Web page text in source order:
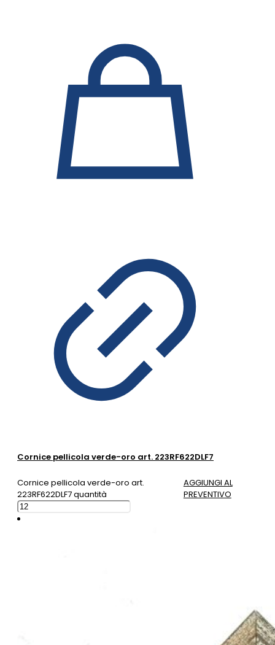
Cornice pellicola verde-oro art. 223RF622DLF7
Cornice pellicola verde-oro art.
223RF622DLF7 quantità
AGGIUNGI AL
PREVENTIVO